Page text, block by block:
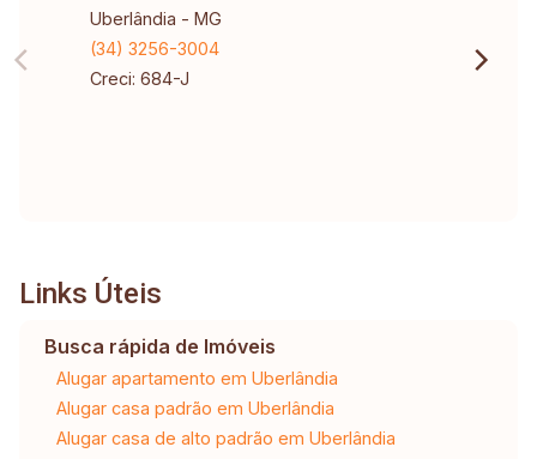
Uberlândia - MG
(34) 3256-3004
Creci: 684-J
Links Úteis
Busca rápida de Imóveis
Alugar apartamento em Uberlândia
Alugar casa padrão em Uberlândia
Alugar casa de alto padrão em Uberlândia